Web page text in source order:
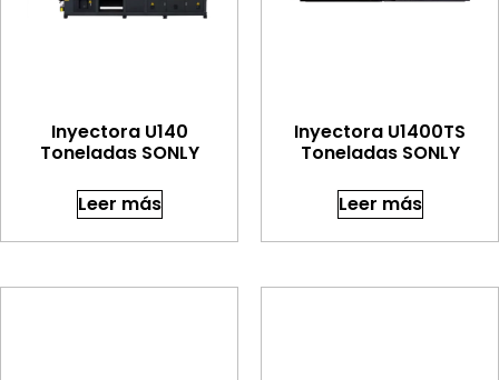
Inyectora U140
Toneladas SONLY
Leer más
Inyectora U1400TS
Toneladas SONLY
Leer más